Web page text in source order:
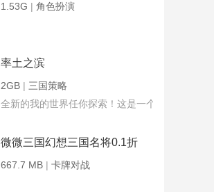
1.53G | 角色扮演
率土之滨
2GB | 三国策略
全新的我的世界任你探索！这是一个小提示字段。
微微三国幻想三国名将0.1折
667.7 MB | 卡牌对战